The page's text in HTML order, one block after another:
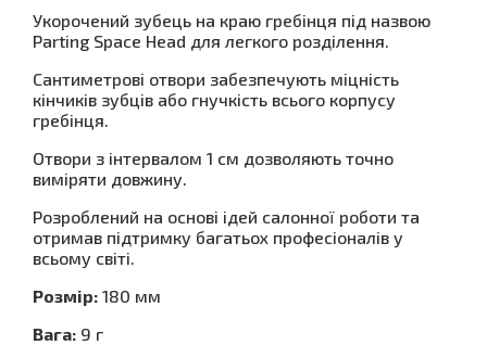
Укорочений зубець на краю гребінця під назвою
Parting Space Head для легкого розділення.
Сантиметрові отвори забезпечують міцність
кінчиків зубців або гнучкість всього корпусу
гребінця.
Отвори з інтервалом 1 см дозволяють точно
виміряти довжину.
Розроблений на основі ідей салонної роботи та
отримав підтримку багатьох професіоналів у
всьому світі.
Розмір: 180 мм
Вага: 9 г